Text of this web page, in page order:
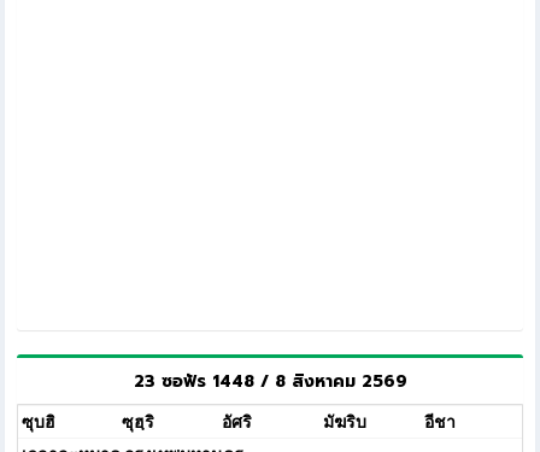
23 ซอฟัร 1448 / 8 สิงหาคม 2569
ซุบฮิ ซุฮฺริ อัศริ มัฆริบ
อีชา